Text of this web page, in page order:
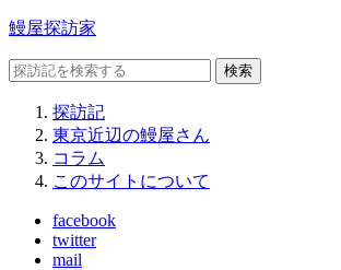
鰻屋探訪家
検索
探訪記
東京近辺の鰻屋さん
コラム
このサイトについて
facebook
twitter
mail